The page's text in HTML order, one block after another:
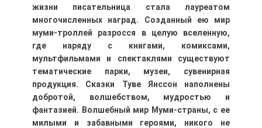
жизни писательница стала лауреатом
многочисленных наград. Созданный ею мир
муми-троллей разросся в целую вселенную,
где наряду с книгами, комиксами,
мультфильмами и спектаклями существуют
тематические парки, музеи, сувенирная
продукция. Сказки Туве Янссон наполнены
добротой, волшебством, мудростью и
фантазией. Волшебный мир Муми-страны, с ее
милыми и забавными героями, никого не